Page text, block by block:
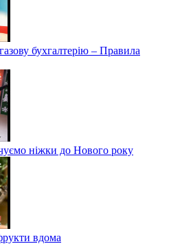
бухгалтерію – Правила
ніжки до Нового року
вдома